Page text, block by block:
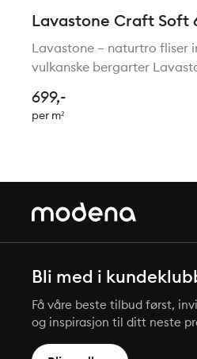
Lavastone Craft Soft
cm
Lavastone – naturtro fliser
vulkanske bergarter
i vulkanske bergarter. Serien
naturlig og levende uttrykk,
699,-
per m²
Bli med i
Få våre beste tilbud først,
og inspirasjon til ditt neste